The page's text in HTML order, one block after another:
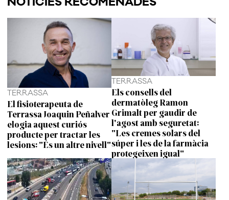
TERRASSA
El fisioterapeuta de
Terrassa Joaquin Peñalver
elogia aquest curiós
producte per tractar les
lesions: "És un altre nivell"
TERRASSA
Els consells del
dermatòleg Ramon
Grimalt per gaudir de
l'agost amb seguretat:
"Les cremes solars del
súper i les de la farmàcia
protegeixen igual"